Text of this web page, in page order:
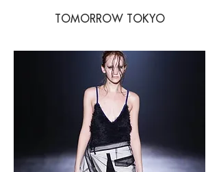
TOMORROW TOKYO